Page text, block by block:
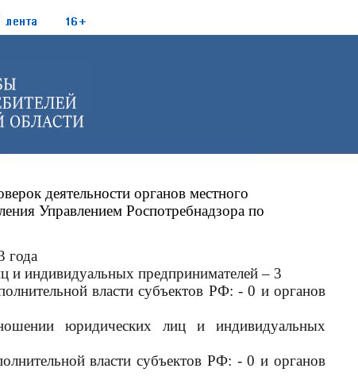
деятельности органов местного
Управлением Роспотребнадзора по
года
и индивидуальных предпринимателей – 3
власти субъектов РФ: - 0 и органов
юридических лиц и индивидуальных
власти субъектов РФ: - 0 и органов